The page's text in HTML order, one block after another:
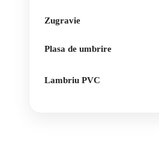
Zugravie
Plasa de umbrire
Lambriu PVC